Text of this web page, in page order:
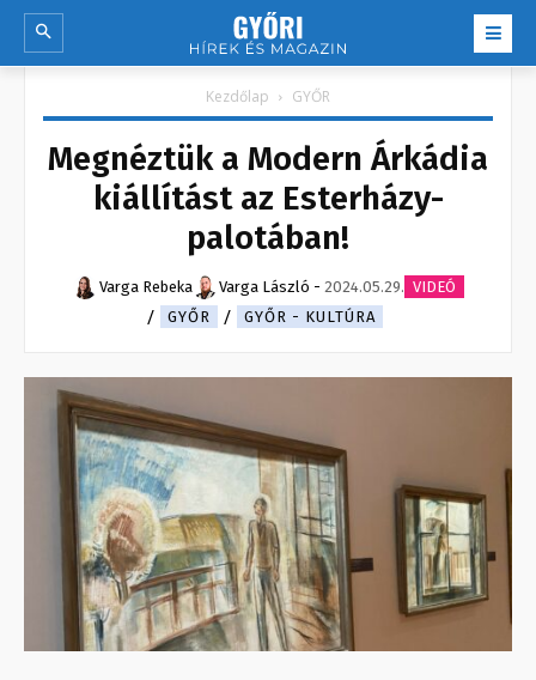
Kezdőlap GYŐR
Megnéztük a Modern Árkádia
kiállítást az Esterházy-
palotában!
Varga Rebeka Varga László - 2024.05.29. VIDEÓ
GYŐR
GYŐR - KULTÚRA